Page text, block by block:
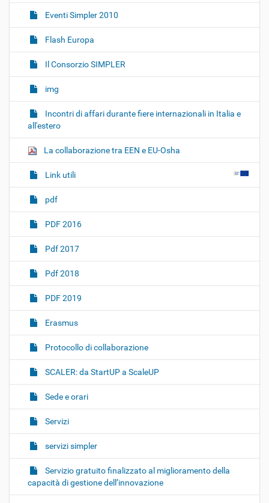
Eventi Simpler 2010
Flash Europa
Il Consorzio SIMPLER
img
Incontri di affari durante fiere internazionali in Italia e
all'estero
La collaborazione tra EEN e EU-Osha
Link utili
pdf
PDF 2016
Pdf 2017
Pdf 2018
PDF 2019
Erasmus
Protocollo di collaborazione
SCALER: da StartUP a ScaleUP
Sede e orari
Servizi
servizi simpler
Servizio gratuito finalizzato al miglioramento della
capacità di gestione dell’innovazione